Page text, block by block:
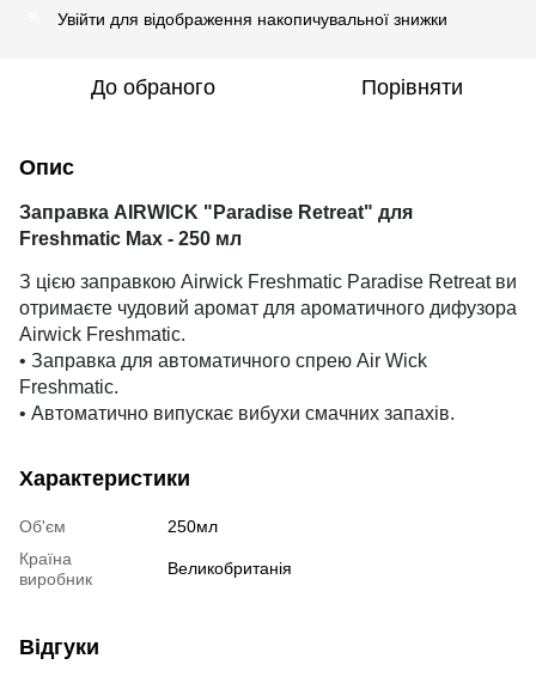
Увійти для відображення накопичувальної знижки
До обраного Порівняти
Опис
Заправка AIRWICK "Paradise Retreat" для
Freshmatic Max - 250 мл
З цією заправкою Airwick Freshmatic Paradise Retreat ви
отримаєте чудовий аромат для ароматичного дифузора
Airwick Freshmatic.
• Заправка для автоматичного спрею Air Wick
Freshmatic.
• Автоматично випускає вибухи смачних запахів.
Характеристики
Об'єм
250мл
Країна
виробник
Великобританія
Відгуки